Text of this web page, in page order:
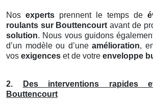
Nos experts prennent le temps de
roulants sur Bouttencourtavant de
solution. Nous vous guidons
d’un modèle ou d’une amélioration,
vos exigences et de votre enveloppe
2.
Des interventions rapides
Bouttencourt